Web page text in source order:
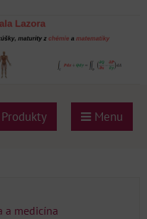
Produkty Menu
a medicína